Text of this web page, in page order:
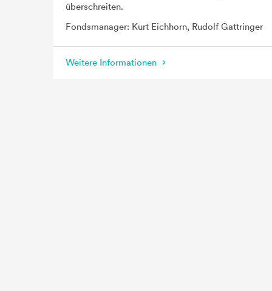
überschreiten.
Fondsmanager: Kurt Eichhorn, Rudolf Gattringer
Weitere Informationen